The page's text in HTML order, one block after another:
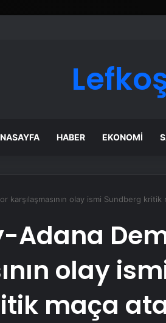
HABER EKONOMI
karşılaşmasının olay ismi Sundberg kritik
Adana
olay
maça